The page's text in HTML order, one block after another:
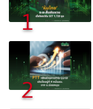
1
2